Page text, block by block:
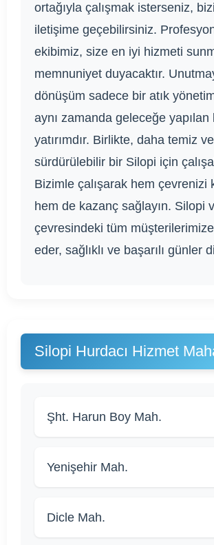
ortağıyla çalışmak isterseniz,
iletişime geçebilirsiniz.
ekibimiz, size en iyi hizmeti
memnuniyet duyacaktır.
dönüşüm sadece bir atık
aynı zamanda geleceğe yapılan
yatırımdır. Birlikte, daha temiz
sürdürülebilir bir Silopi için
Bizimle çalışarak hem çevrenizi
hem de kazanç sağlayın. Silopi
çevresindeki tüm
eder, sağlıklı ve başarılı günler
Silopi Hurdacı Hizmet
Şht. Harun Boy Mah.
Yenişehir Mah.
Dicle Mah.